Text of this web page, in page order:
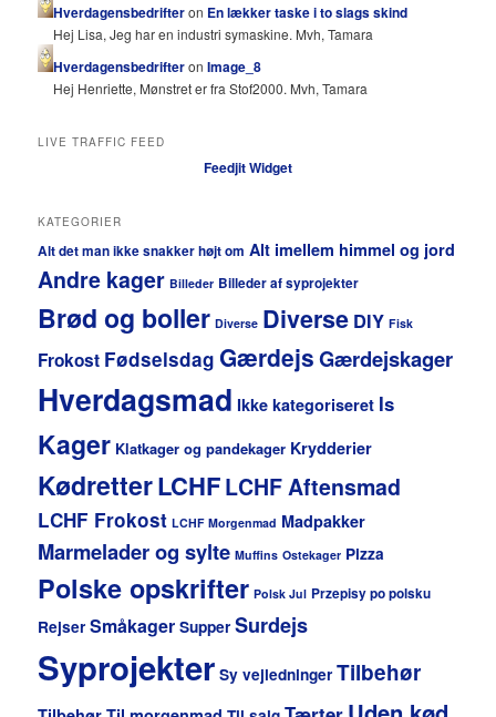
Hverdagensbedrifteron En lækker taske i to slags skind
Hej Lisa, Jeg har en industri symaskine. Mvh, Tamara
HverdagensbedrifteronImage_8
Hej Henriette, Mønstret er fra Stof2000. Mvh, Tamara
LIVE TRAFFIC FEED
Feedjit Widget
KATEGORIER
Alt det man ikke snakker højt om Alt imellem himmel og jord
Andre kager Billeder Billeder af syprojekter
Brød og boller Diverse Diverse DIY Fisk
Frokost Fødselsdag GærdejsGærdejskager
Hverdagsmad Ikke kategoriseret Is
Kager Klatkager og pandekager Krydderier
KødretterLCHFLCHF Aftensmad
LCHF Frokost LCHF Morgenmad Madpakker
Marmelader og sylte Muffins Ostekager Pizza
Polske opskrifter Polsk Jul Przepisy po polsku
Rejser Småkager Supper Surdejs
Syprojekter Sy vejledninger Tilbehør